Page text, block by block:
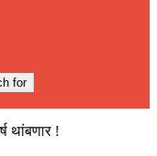
for
थांबणार !